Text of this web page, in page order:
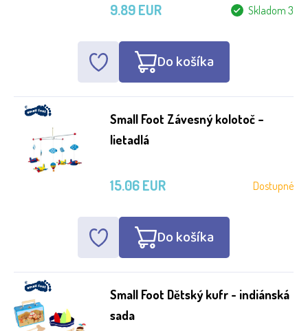
Skladom 3
9.89 EUR
Do košíka
Small Foot Závesný kolotoč –
lietadlá
Dostupné
15.06 EUR
Do košíka
Small Foot Dětský kufr - indiánská
sada